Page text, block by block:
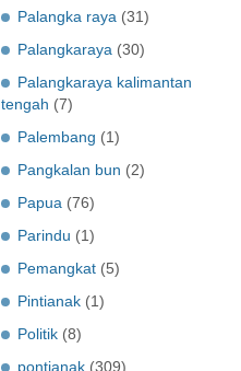
Palangka raya (31)
Palangkaraya (30)
Palangkaraya kalimantan
tengah (7)
Palembang (1)
Pangkalan bun (2)
Papua (76)
Parindu (1)
Pemangkat (5)
Pintianak (1)
Politik (8)
pontianak (309)